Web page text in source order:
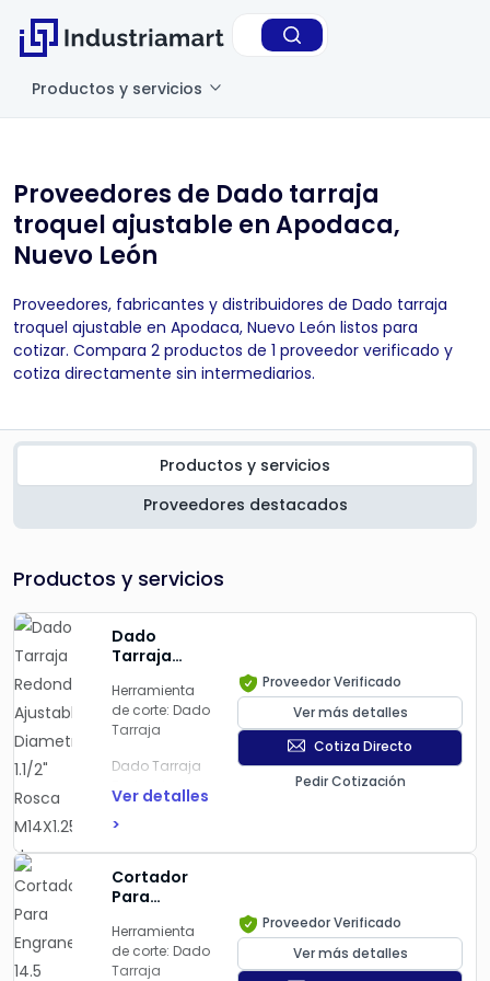
Productos y servicios
Proveedores de Dado tarraja
troquel ajustable en Apodaca,
Nuevo León
Proveedores, fabricantes y distribuidores de Dado tarraja
troquel ajustable en Apodaca, Nuevo León listos para
cotizar. Compara 2 productos de 1 proveedor verificado y
cotiza directamente sin intermediarios.
Productos y servicios
Proveedores destacados
Productos y servicios
Dado
Tarraja
Ajustable,
Diametro
1.1/2" Rosca
Uso Manual,
Tmx
Herramienta
de corte: Dado
Tarraja
Dado Tarraja
Redondo
Ajustable,
Diametro 1.1/2"
Manual, Tmx
Diemm LH,1.1/2
OD M14x1.25
Ver detalles
>
Proveedor Verificado
Ver más detalles
Cotiza Directo
Pedir Cotización
Cortador
Para
14.5 Grados
Angulo De
Presion,
Herramienta
de corte: Dado
Tarraja
Proveedor Verificado
Ver más detalles